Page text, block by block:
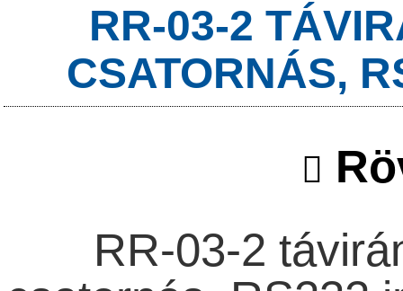
RR-03-2
CSATORNÁS,
RR-03-2